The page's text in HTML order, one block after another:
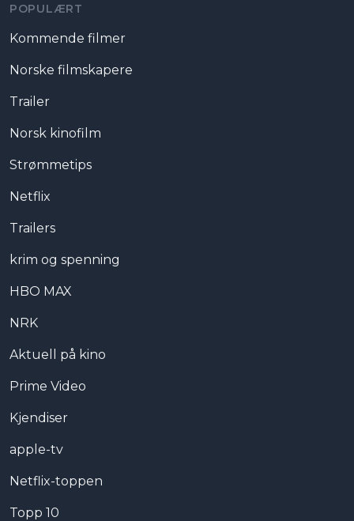
POPULÆRT
Kommende filmer
Norske filmskapere
Trailer
Norsk kinofilm
Strømmetips
Netflix
Trailers
krim og spenning
HBO MAX
NRK
Aktuell på kino
Prime Video
Kjendiser
apple-tv
Netflix-toppen
Topp 10